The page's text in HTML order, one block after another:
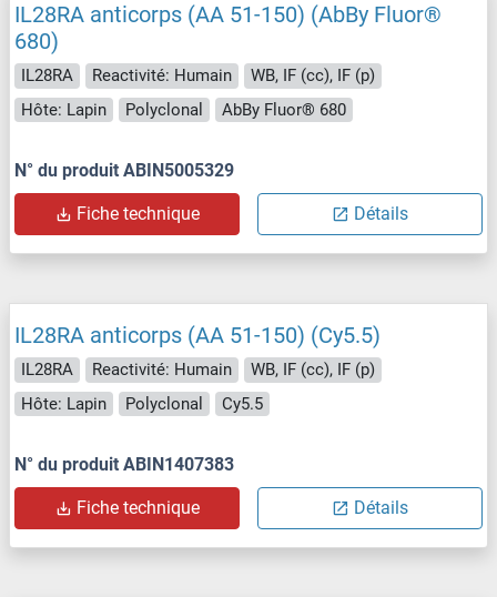
IL28RA anticorps (AA 51-150) (AbBy Fluor®
680)
IL28RA Reactivité: Humain
WB, IF (cc), IF (p)
Hôte: Lapin
Polyclonal AbBy Fluor® 680
N° du produit ABIN5005329
Fiche technique Détails
IL28RA anticorps (AA 51-150) (Cy5.5)
IL28RA Reactivité: Humain
WB, IF (cc), IF (p)
Hôte: Lapin
Polyclonal Cy5.5
N° du produit ABIN1407383
Fiche technique Détails